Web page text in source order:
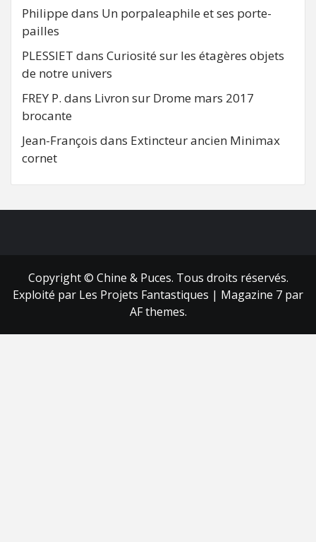
Philippe dans Un porpaleaphile et ses porte-
pailles
PLESSIET dans Curiosité sur les étagères objets
de notre univers
FREY P. dans Livron sur Drome mars 2017
brocante
Jean-François dans Extincteur ancien Minimax
cornet
Copyright © Chine & Puces. Tous droits réservés.
Exploité par Les Projets Fantastiques | Magazine 7 par
AF themes.